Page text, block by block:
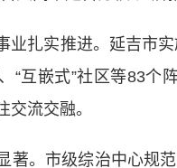
扎实推进。 延吉市
“互嵌式”社区等83个
交流交融。
。 市级综治中心规